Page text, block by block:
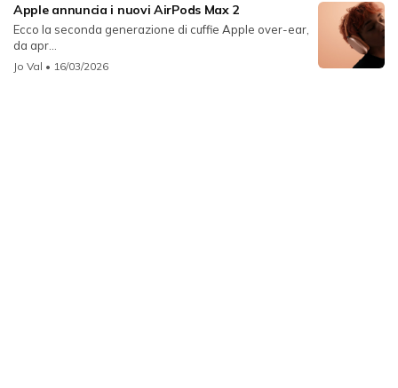
Apple annuncia i nuovi AirPods Max 2
Ecco la seconda generazione di cuffie Apple over-ear,
da apr...
Jo Val • 16/03/2026